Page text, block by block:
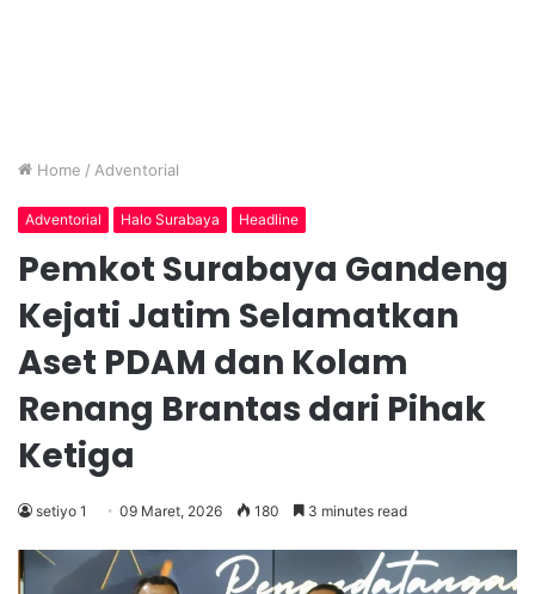
Home / Adventorial
Adventorial Halo Surabaya Headline
Pemkot Surabaya Gandeng
Kejati Jatim Selamatkan
Aset PDAM dan Kolam
Renang Brantas dari Pihak
Ketiga
setiyo 1 09 Maret, 2026 180 3 minutes read